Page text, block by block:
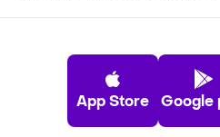
App Store Google